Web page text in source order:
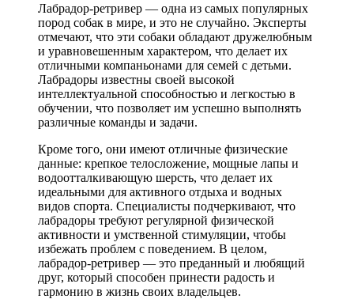
Лабрадор-ретривер — одна из самых популярных
пород собак в мире, и это не случайно. Эксперты
отмечают, что эти собаки обладают дружелюбным
и уравновешенным характером, что делает их
отличными компаньонами для семей с детьми.
Лабрадоры известны своей высокой
интеллектуальной способностью и легкостью в
обучении, что позволяет им успешно выполнять
различные команды и задачи.
Кроме того, они имеют отличные физические
данные: крепкое телосложение, мощные лапы и
водоотталкивающую шерсть, что делает их
идеальными для активного отдыха и водных
видов спорта. Специалисты подчеркивают, что
лабрадоры требуют регулярной физической
активности и умственной стимуляции, чтобы
избежать проблем с поведением. В целом,
лабрадор-ретривер — это преданный и любящий
друг, который способен принести радость и
гармонию в жизнь своих владельцев.